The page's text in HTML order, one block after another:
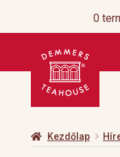
0
Ugrás
navigációhoz
Kilépés
tartalomba
Kezdőlap